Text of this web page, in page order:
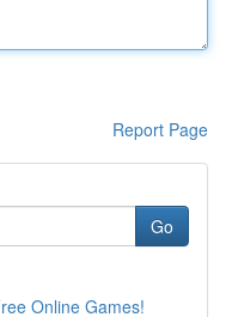
Report Page
Go
Online Games!